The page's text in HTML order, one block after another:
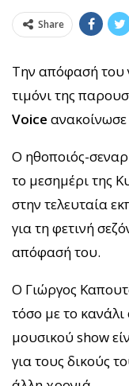
Share
Την απόφασή του
τιμόνι της
Voice ανακοίνωσε
Ο ηθοποιός-
το μεσημέρι της
στην τελευταία
για τη φετινή
απόφασή του.
Ο Γιώργος
τόσο με το
μουσικού show
για τους δικούς